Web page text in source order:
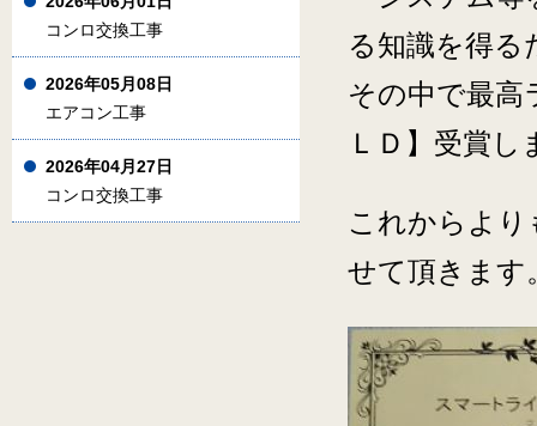
る知識を得る
その中で最高
ＬＤ】受賞し
これからより
せて頂きます
コンロ交換工事
2026年05月08日
エアコン工事
2026年04月27日
コンロ交換工事